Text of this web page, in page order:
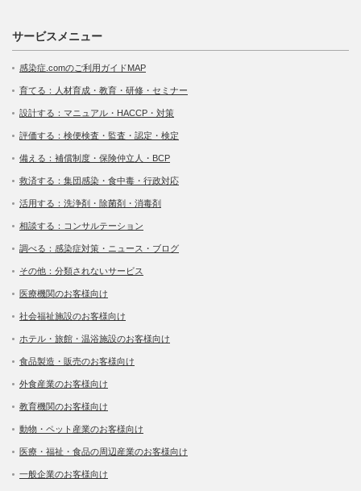
サービスメニュー
感染症.comのご利用ガイドMAP
育てる：人材育成・教育・研修・セミナー
設計する：マニュアル・HACCP・対策
評価する：検便検査・監査・認定・検定
備える：補償制度・保険仲立人・BCP
救済する：集団感染・食中毒・行政対応
活用する：洗浄剤・除菌剤・消毒剤
相談する：コンサルテーション
調べる：感染症対策・ニュース・ブログ
その他：分類されないサービス
医療機関のお客様向け
社会福祉施設のお客様向け
ホテル・旅館・温浴施設のお客様向け
食品製造・販売のお客様向け
外食産業のお客様向け
教育機関のお客様向け
動物・ペット産業のお客様向け
医療・福祉・食品の周辺産業のお客様向け
一般企業のお客様向け